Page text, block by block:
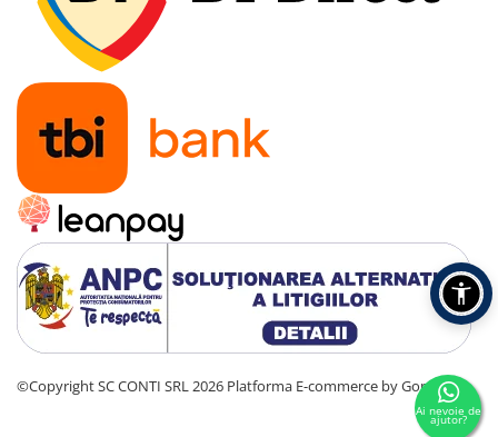
Alte unelte de gradinarit
Echipamente de protectie pentru
Casti de protectie
Manusi de lucru
Ochelari de protectie
Electrice si Iluminat
Sisteme fotovoltaice
Prize & Prelungitoare
Constructii
Masini de taiat
Masini de taiat beton / asfalt
©Copyright SC CONTI SRL 2026 Platforma E-commerce by Gomag
Ai nevoie de
ajutor?